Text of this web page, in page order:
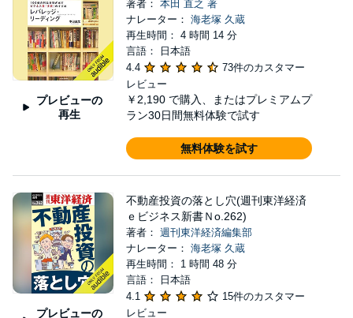
プレビューの
再生
著者： 本田 直之 著
ナレーター： 海老塚 久蔵
再生時間： 4 時間 14 分
言語： 日本語
4.4
73件のカスタマー
レビュー
￥2,190 で購入、またはプレミアムプ
ラン30日間無料体験で試す
無料体験を試す
プレビューの
不動産投資の落とし穴(週刊東洋経済
ｅビジネス新書Ｎo.262)
著者： 週刊東洋経済編集部
ナレーター： 海老塚 久蔵
再生時間： 1 時間 48 分
言語： 日本語
4.1
15件のカスタマー
レビュー